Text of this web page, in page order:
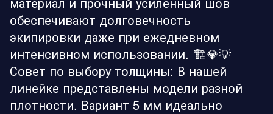
обеспечивают долговечность
экипировки даже при ежедневном
интенсивном использовании. 🏗️💎💡
Совет по выбору толщины: В нашей
линейке представлены модели разной
плотности. Вариант 5 мм идеально